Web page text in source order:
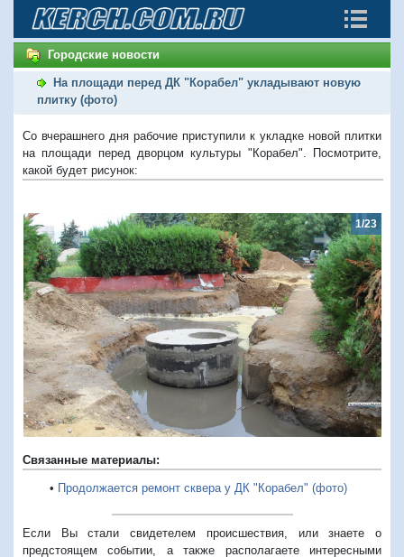
Городские новости
На площади перед ДК "Корабел" укладывают новую
плитку (фото)
Со вчерашнего дня рабочие приступили к укладке новой плитки
на площади перед дворцом культуры "Корабел". Посмотрите,
какой будет рисунок:
1/23
Предыдущий
Связанные материалы:
• Продолжается ремонт сквера у ДК "Корабел" (фото)
Если Вы стали свидетелем происшествия, или знаете о
предстоящем событии, а также располагаете интересными